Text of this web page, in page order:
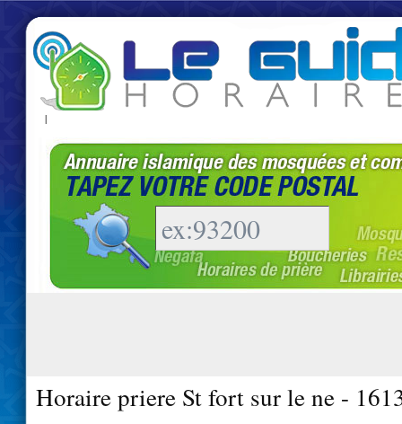
|
Horaire priere St fort sur le ne -